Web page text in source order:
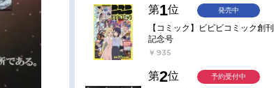
第1位
【コミック】ビビビコミック創刊
記念号
￥935
発売中
第2位 予約受付中